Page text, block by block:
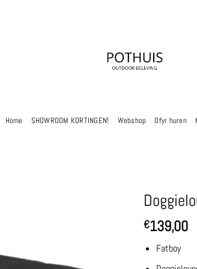
Home SHOWROOM KORTINGEN! Webshop Ofyr huren
€139,00
Fatboy